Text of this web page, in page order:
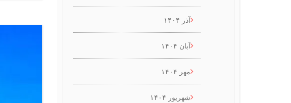
آذر ۱۴۰۴
آبان ۱۴۰۴
مهر ۱۴۰۴
شهریور ۱۴۰۴